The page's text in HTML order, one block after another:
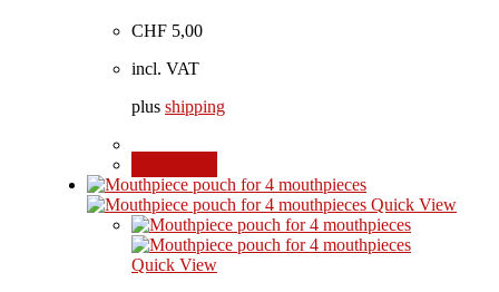
CHF 5,00
incl. VAT
plus shipping
Quick View
Quick View